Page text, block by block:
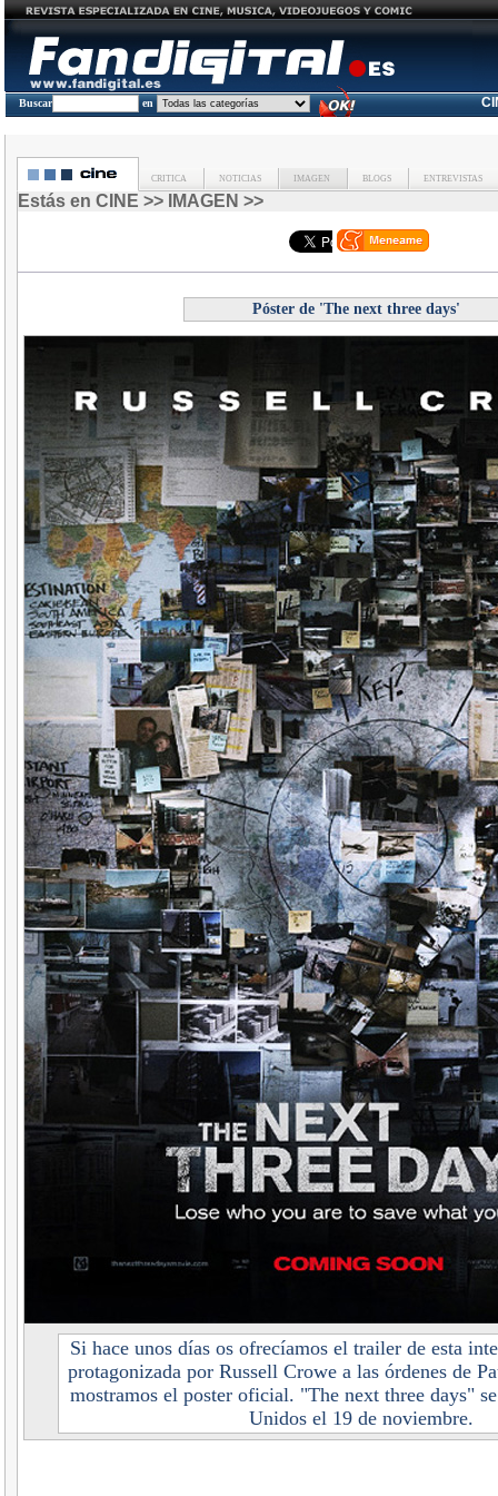
Buscar en
CRITICA NOTICIAS IMAGEN BLOGS ENTREVISTAS
Estás en CINE >> IMAGEN >>
Póster de 'The next three days'
Si hace unos días os ofrecíamos el trailer de esta
protagonizada por Russell Crowe a las órdenes de
mostramos el poster oficial. "The next three days"
Unidos el 19 de noviembre.